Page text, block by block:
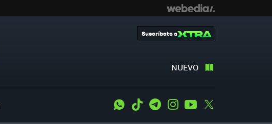
NUEVO
Suscríbete a
WhatsApp
Tiktok TelegramInstagramYoutube